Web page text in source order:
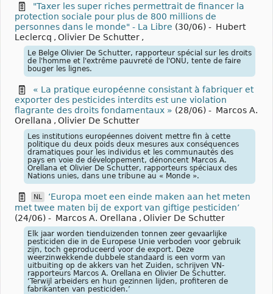
"Taxer les super riches permettrait de financer la
protection sociale pour plus de 800 millions de
personnes dans le monde" - La Libre (30/06) - Hubert
Leclercq , Olivier De Schutter ,
Le Belge Olivier De Schutter, rapporteur spécial sur les droits
de l'homme et l'extrême pauvreté de l'ONU, tente de faire
bouger les lignes.
« La pratique européenne consistant à fabriquer et
exporter des pesticides interdits est une violation
flagrante des droits fondamentaux » (28/06) - Marcos A.
Orellana , Olivier De Schutter
Les institutions européennes doivent mettre fin à cette
politique du deux poids deux mesures aux conséquences
dramatiques pour les individus et les communautés des
pays en voie de développement, dénoncent Marcos A.
Orellana et Olivier De Schutter, rapporteurs spéciaux des
Nations unies, dans une tribune au « Monde ».
NL
‘Europa moet een einde maken aan het meten
met twee maten bij de export van giftige pesticiden’
(24/06) - Marcos A. Orellana , Olivier De Schutter
Elk jaar worden tienduizenden tonnen zeer gevaarlijke
pesticiden die in de Europese Unie verboden voor gebruik
zijn, toch geproduceerd voor de export. Deze
weerzinwekkende dubbele standaard is een vorm van
uitbuiting op de akkers van het Zuiden, schrijven VN-
rapporteurs Marcos A. Orellana en Olivier De Schutter.
‘Terwijl arbeiders en hun gezinnen lijden, profiteren de
fabrikanten van pesticiden.’